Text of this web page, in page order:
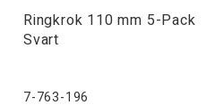
Ringkrok 110 mm 5-Pack
Svart
7-763-196